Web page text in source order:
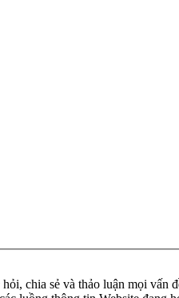
chia sẻ và thảo luận mọi vấn